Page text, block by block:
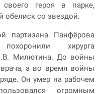
героя в парке,
обелиск со звездой.
партизана Панфёрова
хирурга
Милютина. До войны
а во время войны
Он умер на рабочем
огромным